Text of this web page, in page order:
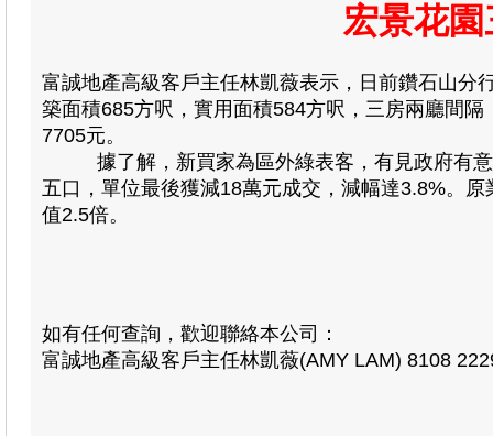
宏景花
富誠地產高級客戶主任林凱薇表示，日前鑽石山分
築面積685方呎，實用面積584方呎，三房兩廳間
7705元。
據了解，新買家為區外綠表客，有見政府有意
五口，單位最後獲減18萬元成交，減幅達3.8%。
值2.5倍。
如有任何查詢，歡迎聯絡本公司：
富誠地產高級客戶主任林凱薇(AMY LAM) 8108